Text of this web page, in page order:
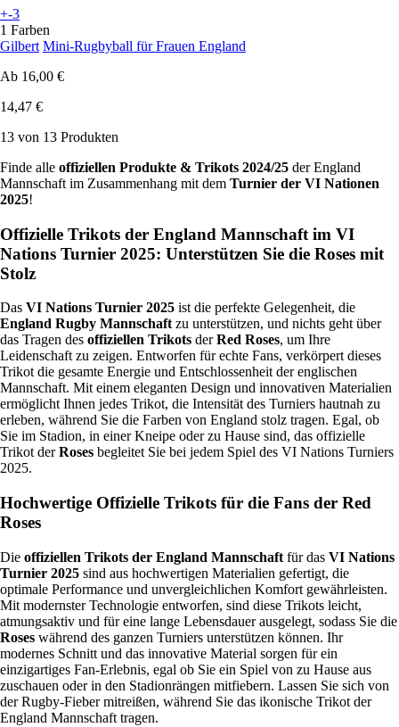
+-3
1 Farben
Gilbert Mini-Rugbyball für Frauen England
Ab 16,00 €
14,47 €
13 von 13 Produkten
Finde alle offiziellen Produkte & Trikots 2024/25 der England
Mannschaft im Zusammenhang mit dem Turnier der VI Nationen
2025!
Offizielle Trikots der England Mannschaft im VI
Nations Turnier 2025: Unterstützen Sie die Roses mit
Stolz
Das VI Nations Turnier 2025 ist die perfekte Gelegenheit, die
England Rugby Mannschaft zu unterstützen, und nichts geht über
das Tragen des offiziellen Trikots derRed Roses, um Ihre
Leidenschaft zu zeigen. Entworfen für echte Fans, verkörpert dieses
Trikot die gesamte Energie und Entschlossenheit der englischen
Mannschaft. Mit einem eleganten Design und innovativen Materialien
ermöglicht Ihnen jedes Trikot, die Intensität des Turniers hautnah zu
erleben, während Sie die Farben von England stolz tragen. Egal, ob
Sie im Stadion, in einer Kneipe oder zu Hause sind, das offizielle
Trikot derRoses begleitet Sie bei jedem Spiel des VI Nations Turniers
2025.
Hochwertige Offizielle Trikots für die Fans der Red
Roses
Die offiziellen Trikots der England Mannschaft für das VI Nations
Turnier 2025 sind aus hochwertigen Materialien gefertigt, die
optimale Performance und unvergleichlichen Komfort gewährleisten.
Mit modernster Technologie entworfen, sind diese Trikots leicht,
atmungsaktiv und für eine lange Lebensdauer ausgelegt, sodass Sie die
Roses während des ganzen Turniers unterstützen können. Ihr
modernes Schnitt und das innovative Material sorgen für ein
einzigartiges Fan-Erlebnis, egal ob Sie ein Spiel von zu Hause aus
zuschauen oder in den Stadionrängen mitfiebern. Lassen Sie sich von
der Rugby-Fieber mitreißen, während Sie das ikonische Trikot der
England Mannschaft tragen.